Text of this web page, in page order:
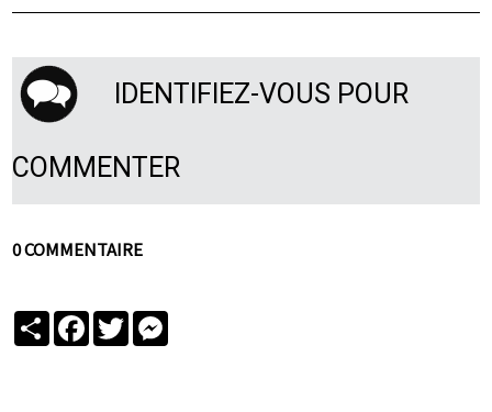
IDENTIFIEZ-VOUS POUR
COMMENTER
0 COMMENTAIRE
PartagerFacebook
Twitter